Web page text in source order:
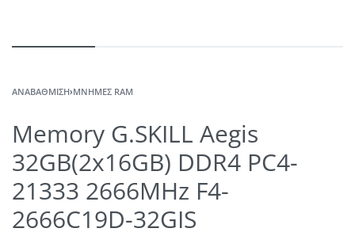
ΑΝΑΒΆΘΜΙΣΗ›ΜΝΉΜΕΣ RAM
Memory G.SKILL Aegis
32GB(2x16GB) DDR4 PC4-
21333 2666MHz F4-
2666C19D-32GIS